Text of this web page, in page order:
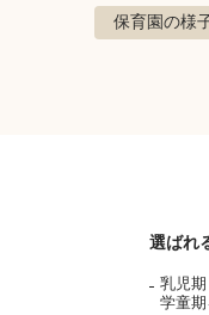
保育園の様
選ばれ
乳児
学童